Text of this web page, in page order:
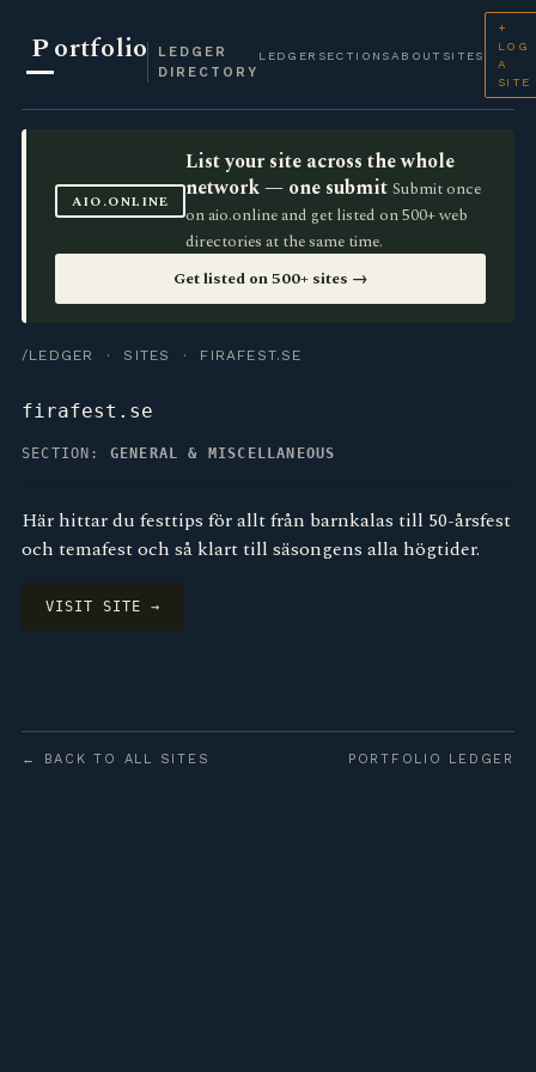
Portfolio
LEDGER
DIRECTORY
LEDGER SECTIONS ABOUT SITES
+
LOG
A
SITE
AIO.ONLINE
List your site across the whole
network — one submit Submit once
on aio.online and get listed on 500+ web
directories at the same time.
Get listed on 500+ sites →
/LEDGER · SITES · FIRAFEST.SE
firafest.se
SECTION: GENERAL & MISCELLANEOUS
Här hittar du festtips för allt från barnkalas till 50-årsfest
och temafest och så klart till säsongens alla högtider.
VISIT SITE →
← BACK TO ALL SITES PORTFOLIO LEDGER